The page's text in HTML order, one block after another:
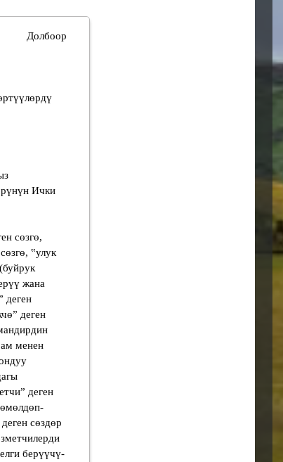
Долбоор
Ички
сөзгө,
‟улук
жана
деген
деген
менен
деген
сөздөр
берүүчү-